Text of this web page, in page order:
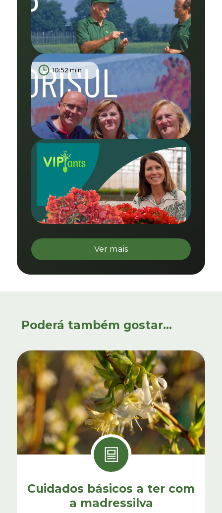
10:52 min
Ver mais
Poderá também gostar...
Cuidados básicos a ter com
a madressilva